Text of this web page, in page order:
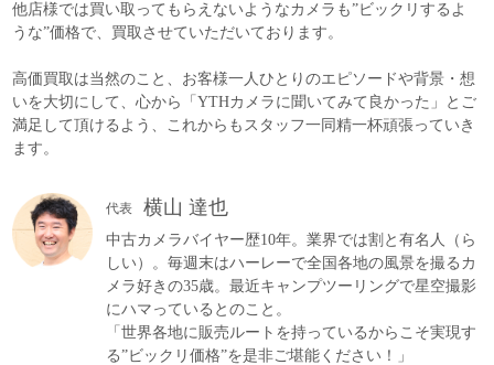
他店様では買い取ってもらえないようなカメラも”ビックリするよ
うな”価格で、買取させていただいております。
高価買取は当然のこと、お客様一人ひとりのエピソードや背景・想
いを大切にして、心から「YTHカメラに聞いてみて良かった」とご
満足して頂けるよう、これからもスタッフ一同精一杯頑張っていき
ます。
代表 横山 達也
中古カメラバイヤー歴10年。業界では割と有名人（ら
しい）。毎週末はハーレーで全国各地の風景を撮るカ
メラ好きの35歳。最近キャンプツーリングで星空撮影
にハマっているとのこと。
「世界各地に販売ルートを持っているからこそ実現す
る”ビックリ価格”を是非ご堪能ください！」